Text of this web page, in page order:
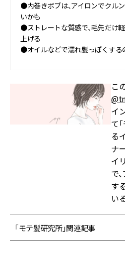
●内巻きボブは、アイロンでクル
いかも
●ストレートな質感で、毛先だけ
上げる
●オイルなどで濡れ髪っぽくする
こ
イ
て
る
ナ
イ
で
す
い
「モテ髪研究所」関連記事